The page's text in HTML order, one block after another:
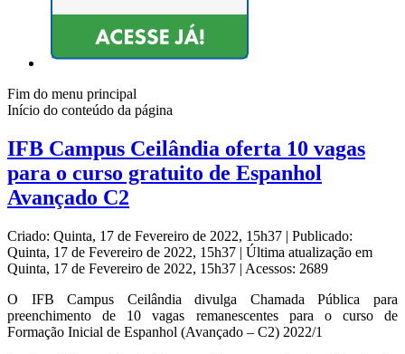
Fim do menu principal
Início do conteúdo da página
IFB Campus Ceilândia oferta 10 vagas
para o curso gratuito de Espanhol
Avançado C2
Criado: Quinta, 17 de Fevereiro de 2022, 15h37 | Publicado:
Quinta, 17 de Fevereiro de 2022, 15h37 | Última atualização em
Quinta, 17 de Fevereiro de 2022, 15h37 | Acessos: 2689
O IFB Campus Ceilândia divulga Chamada Pública para
preenchimento de 10 vagas remanescentes para o curso de
Formação Inicial de Espanhol (Avançado – C2) 2022/1